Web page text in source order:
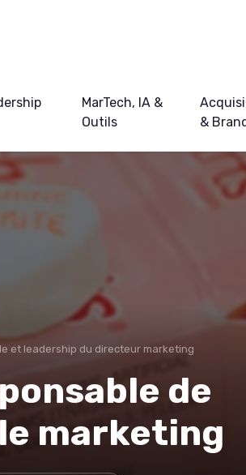
MarTech, IA &
Outils
&
et leadership du directeur marketing
de
marketing